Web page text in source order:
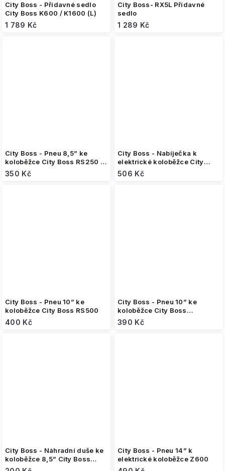
City Boss - Přídavné sedlo
City Boss K600 / K1600 (L)
1 789 Kč
City Boss- RX5L Přídavné
sedlo
1 289 Kč
City Boss - Pneu 8,5” ke
koloběžce City Boss RS250 /
RS350
350 Kč
City Boss - Nabíječka k
elektrické koloběžce City
Boss GX2 (24V)
506 Kč
City Boss - Pneu 10” ke
koloběžce City Boss RS500
400 Kč
City Boss - Pneu 10” ke
koloběžce City Boss
V4/V5/T7
390 Kč
City Boss - Náhradní duše ke
koloběžce 8,5” City Boss
RS250 / RS350
City Boss - Pneu 14” k
elektrické koloběžce Z600